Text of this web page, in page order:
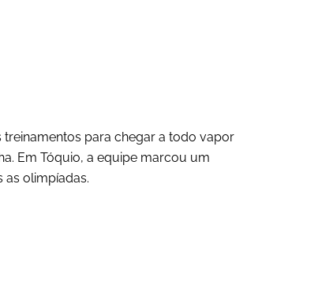
treinamentos para chegar a todo vapor
Em Tóquio, a equipe marcou um
as olimpíadas.